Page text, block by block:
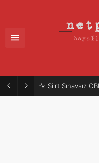
Siirt Sınavsız